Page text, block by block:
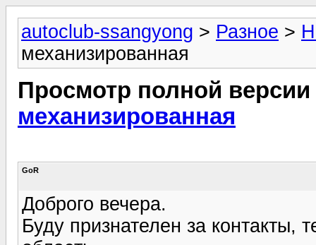
autoclub-ssangyong > Разное >
механизированная
Просмотр полной
механизированная
GoR
Доброго вечера.
Буду признателен за контакты,